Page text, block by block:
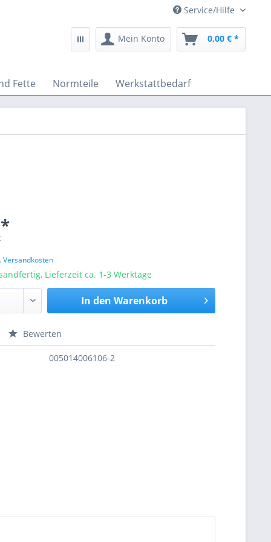
Service/Hilfe
Mein Konto 0,00 € *
Fette Normteile Werkstattbedarf
Versandkosten
Lieferzeit ca. 1-3 Werktage
In den Warenkorb
Bewerten
005014006106-2